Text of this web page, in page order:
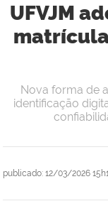
UFVJM
publicado: 12/03/2026
Nova forma de
identificação